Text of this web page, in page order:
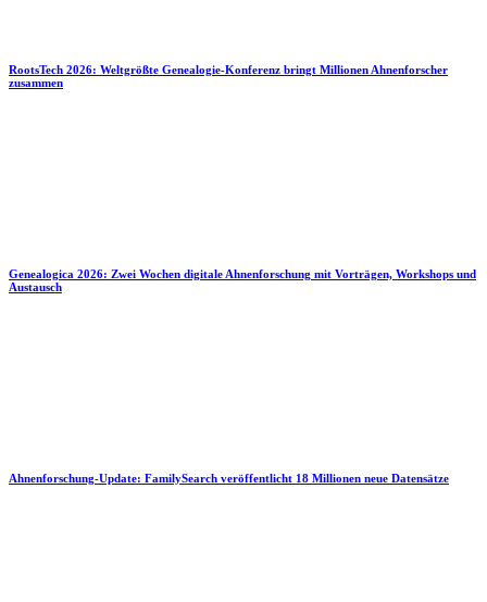
RootsTech 2026: Weltgrößte Genealogie-Konferenz bringt Millionen Ahnenforscher
zusammen
Genealogica 2026: Zwei Wochen digitale Ahnenforschung mit Vorträgen, Workshops und
Austausch
Ahnenforschung-Update: FamilySearch veröffentlicht 18 Millionen neue Datensätze